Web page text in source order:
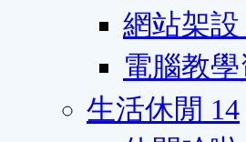
網站架設
電腦教
生活休閒 14